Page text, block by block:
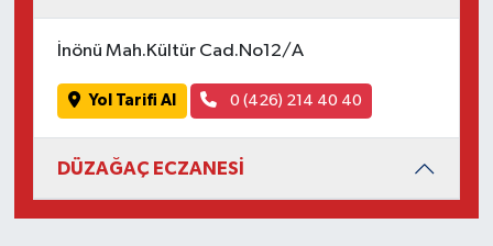
İnönü Mah.Kültür Cad.No12/A
Yol Tarifi Al 0 (426) 214 40 40
DÜZAĞAÇ ECZANESİ